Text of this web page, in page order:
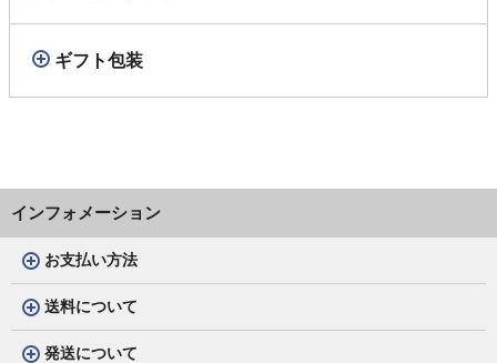
ギフト包装
インフォメーション
お支払い方法
送料について
発送について